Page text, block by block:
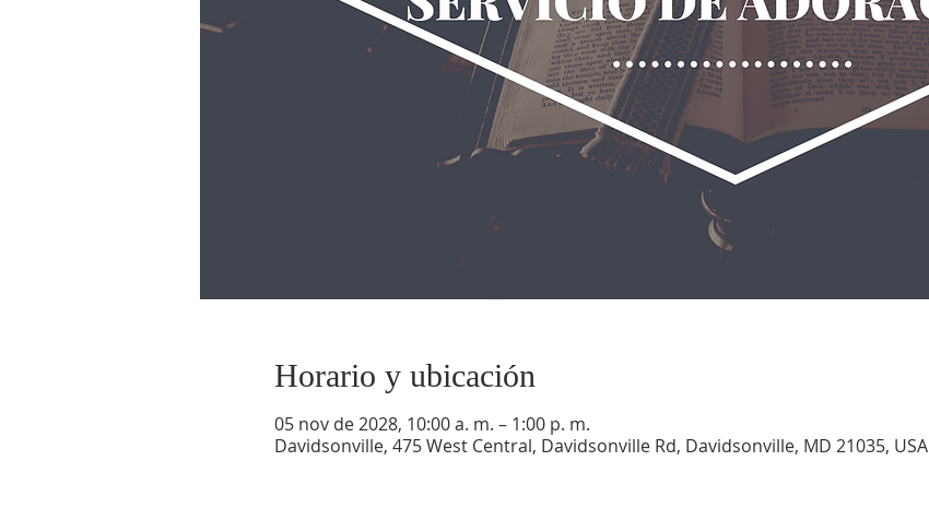
Horario y ubicación
05 nov de 2028, 10:00 a. m. – 1:00 p. m.
Davidsonville, 475 West Central, Davidsonville Rd, Davidsonville, MD 21035, USA